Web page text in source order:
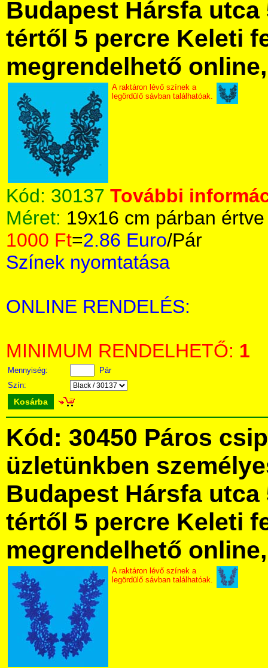
Budapest Hársfa utca
tértől 5 percre Keleti
megrendelhető
A raktáron lévő színek a
legördülő sávban találhatóak.
Kód: 30137 További
Méret: 19x16 cm párban értve
1000 Ft=2.86 Euro/Pár
Színek nyomtatása
ONLINE RENDELÉS:
MINIMUM RENDELHETŐ: 1
Mennyiség:
Pár
Szín:
Kosárba
Kód: 30450 Páros
üzletünkben
Budapest Hársfa utca
tértől 5 percre Keleti
megrendelhető
A raktáron lévő színek a
legördülő sávban találhatóak.